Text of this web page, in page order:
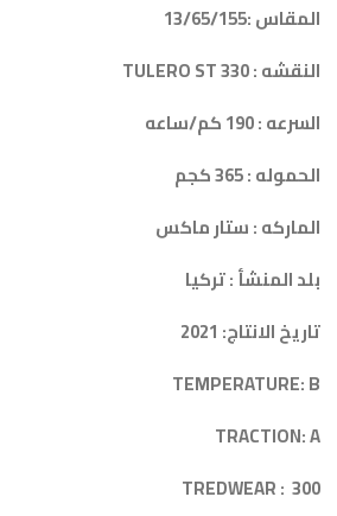
المقاس :13/65/155
النقشه : TULERO ST 330
السرعه : 190 كم/ساعه
الحموله : 365 كجم
الماركه : ستار ماكس
بلد المنشأ : تركيا
تاريخ الانتاج: 2021
TEMPERATURE: B
TRACTION: A
TREDWEAR : 300